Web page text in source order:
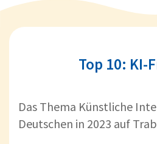
Top 10: KI-
Das Thema Künstliche
Deutschen in 2023 auf